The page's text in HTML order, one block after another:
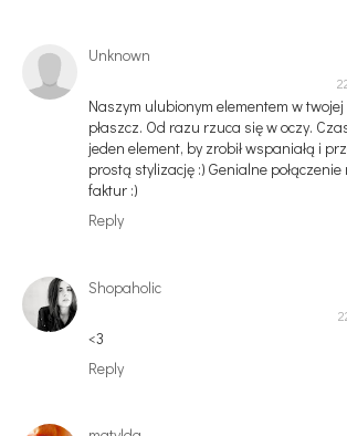
Unknown
Naszym ulubionym elementem w
płaszcz. Od razu rzuca się w oczy.
jeden element, by zrobił wspaniałą i
prostą stylizację :) Genialne
faktur :)
Reply
Shopaholic
<3
Reply